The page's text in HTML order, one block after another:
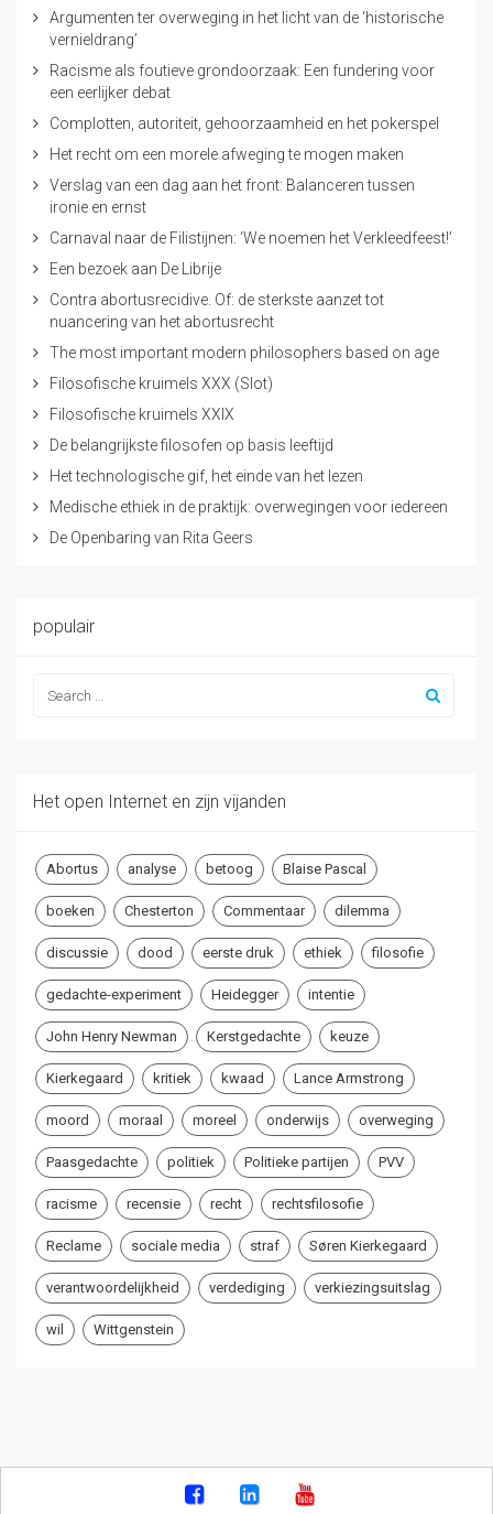
Argumenten ter overweging in het licht van de ‘historische
vernieldrang’
Racisme als foutieve grondoorzaak: Een fundering voor
een eerlijker debat
Complotten, autoriteit, gehoorzaamheid en het pokerspel
Het recht om een morele afweging te mogen maken
Verslag van een dag aan het front: Balanceren tussen
ironie en ernst
Carnaval naar de Filistijnen: ‘We noemen het Verkleedfeest!’
Een bezoek aan De Librije
Contra abortusrecidive. Of: de sterkste aanzet tot
nuancering van het abortusrecht
The most important modern philosophers based on age
Filosofische kruimels XXX (Slot)
Filosofische kruimels XXIX
De belangrijkste filosofen op basis leeftijd
Het technologische gif, het einde van het lezen
Medische ethiek in de praktijk: overwegingen voor iedereen
De Openbaring van Rita Geers
populair
Het open Internet en zijn vijanden
Abortus analyse betoog Blaise Pascal
boeken Chesterton Commentaar dilemma
discussie dood eerste druk ethiek filosofie
gedachte-experiment Heidegger intentie
John Henry Newman Kerstgedachte keuze
Kierkegaard kritiek kwaad Lance Armstrong
moord moraal moreel onderwijs overweging
Paasgedachte politiek Politieke partijen PVV
racisme recensie recht rechtsfilosofie
Reclame sociale media straf Søren Kierkegaard
verantwoordelijkheid verdediging verkiezingsuitslag
wil Wittgenstein